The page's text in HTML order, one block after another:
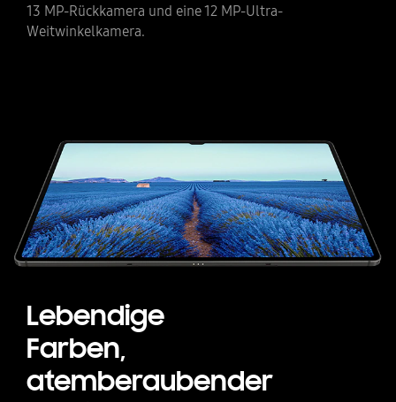
13 MP-Rückkamera und eine 12 MP-Ultra-
Weitwinkelkamera.
Lebendige
Farben,
atemberaubender